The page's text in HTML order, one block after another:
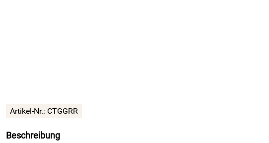
Artikel-Nr.: CTGGRR
Beschreibung